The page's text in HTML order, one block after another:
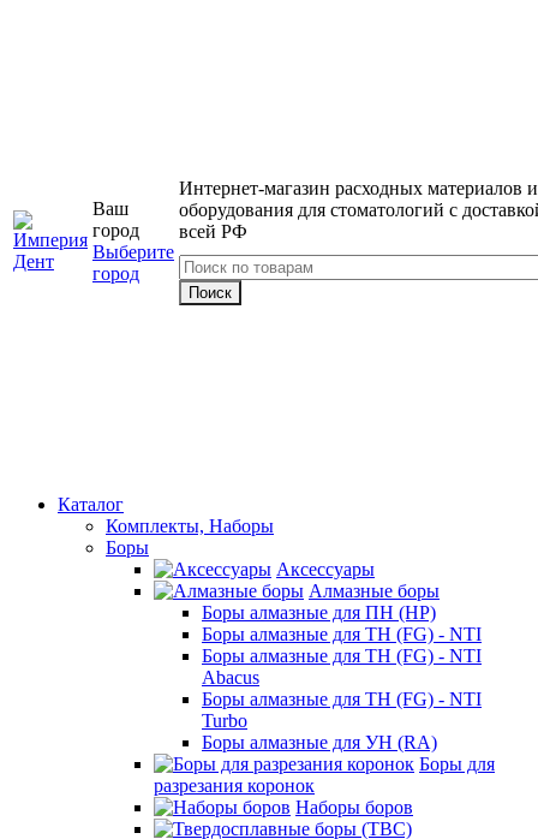
Ваш
город
Выберите
город
Интернет-магазин расходных материалов и
оборудования для стоматологий с
всей РФ
Каталог
Комплекты, Наборы
Боры
Аксессуары
Алмазные боры
Боры алмазные для ПН (HP)
Боры алмазные для ТН (FG) - NTI
Боры алмазные для ТН (FG) - NTI
Abacus
Боры алмазные для ТН (FG) - NTI
Turbo
Боры алмазные для УН (RA)
Боры для
разрезания коронок
Наборы боров